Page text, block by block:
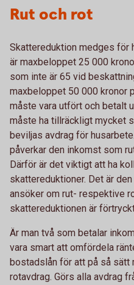
Rut och rot
Skattereduktion medges för
är maxbeloppet 25 000
som inte är 65 vid
maxbeloppet 50 000 kronor
måste vara utfört och betalt
måste ha tillräckligt mycket
beviljas avdrag för
påverkar den inkomst som
Därför är det viktigt att ha
skattereduktioner. Det är
ansöker om rut- respektive
skattereduktionen är
Är man två som betalar
vara smart att omfördela
bostadslån för att på så sätt
rotavdrag. Görs alla avdrag